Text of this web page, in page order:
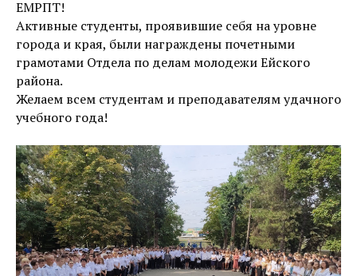
ЕМРПТ!
Активные студенты, проявившие себя на уровне
города и края, были награждены почетными
грамотами Отдела по делам молодежи Ейского
района.
Желаем всем студентам и преподавателям удачного
учебного года!